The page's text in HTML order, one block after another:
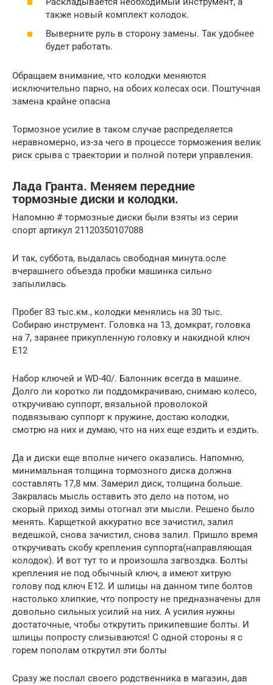
также новый комплект колодок.
Выверните руль в сторону замены. Так удобнее
будет работать.
Обращаем внимание, что колодки меняются
исключительно парно, на обоих колесах оси. Поштучная
замена крайне опасна
Тормозное усилие в таком случае распределяется
неравномерно, из-за чего в процессе торможения велик
риск срыва с траектории и полной потери управления.
Лада Гранта. Меняем передние
тормозные диски и колодки.
Напомню # тормозные диски были взяты из серии
спорт артикул 21120350107088
И так, суббота, выдалась свободная минута.осле
вчерашнего объезда пробки машинка сильно
запылилась
Пробег 83 тыс.км., колодки менялись на 30 тыс.
Собираю инструмент. Головка на 13, домкрат, головка
на 7, заранее прикупленную головку и накидной ключ
Е12
Набор ключей и WD-40/. Балонник всегда в машине.
Долго ли коротко ли поддомкрачиваю, снимаю колесо,
откручиваю суппорт, вязальной проволокой
подвязываю суппорт к пружине, достаю колодки,
смотрю на них и думаю, что на них еще ездить и ездить.
Да и диски еще вполне ничего оказались. Напомню,
минимальная толщина тормозного диска должна
составлять 17,8 мм. Замерил диск, толщина больше.
Закралась мысль оставить это дело на потом, но
скорый приход зимы отогнал эти мысли. Решено было
менять. Карщеткой аккуратно все зачистил, залил
ведешкой, снова зачистил, снова залил. Пришло время
откручивать скобу крепления суппорта(направляющая
колодок). И вот тут то и произошла загвоздка. Болты
крепления не под обычный ключ, а имеют хитрую
голову под ключ Е12. И шлицы на данном типе болтов
настолько хлипкие, что попросту не предназначены для
довольно сильных усилий на них. А усилия нужны
достаточные, чтобы открутить прикипевшие болты. И
шлицы попросту слизываются! С одной стороны я с
горем пополам открутил эти болты
Сразу же послал своего родственника в магазин, дав